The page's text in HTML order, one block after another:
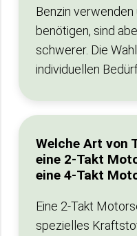
Benzin verwenden
benötigen, sind
schwerer. Die
individuellen
Welche Art von
eine 2-Takt
eine 4-Takt
Eine 2-Takt
spezielles